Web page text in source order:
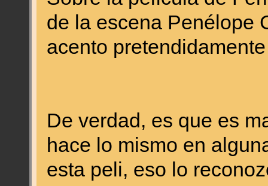
de la escena Penélope
acento
De verdad, es que es
hace lo mismo en
esta peli, eso lo